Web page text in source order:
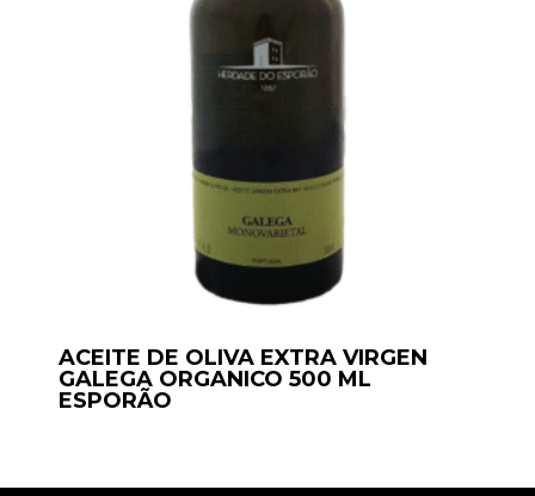
ACEITE DE OLIVA EXTRA VIRGEN
GALEGA ORGANICO 500 ML
ESPORÃO